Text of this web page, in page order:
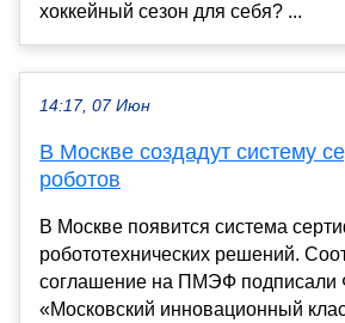
хоккейный сезон для себя? ...
14:17, 07 Июн
В Москве создадут систему
роботов
В Москве появится система
робототехнических решений.
соглашение на ПМЭФ подписали
«Московский инновационный